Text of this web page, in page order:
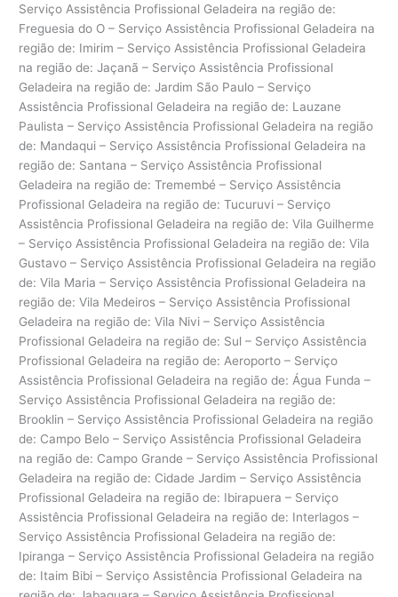
Serviço Assistência Profissional Geladeira na região de:
Freguesia do O – Serviço Assistência Profissional Geladeira na
região de: Imirim – Serviço Assistência Profissional Geladeira
na região de: Jaçanã – Serviço Assistência Profissional
Geladeira na região de: Jardim São Paulo – Serviço
Assistência Profissional Geladeira na região de: Lauzane
Paulista – Serviço Assistência Profissional Geladeira na região
de: Mandaqui – Serviço Assistência Profissional Geladeira na
região de: Santana – Serviço Assistência Profissional
Geladeira na região de: Tremembé – Serviço Assistência
Profissional Geladeira na região de: Tucuruvi – Serviço
Assistência Profissional Geladeira na região de: Vila Guilherme
– Serviço Assistência Profissional Geladeira na região de: Vila
Gustavo – Serviço Assistência Profissional Geladeira na região
de: Vila Maria – Serviço Assistência Profissional Geladeira na
região de: Vila Medeiros – Serviço Assistência Profissional
Geladeira na região de: Vila Nivi – Serviço Assistência
Profissional Geladeira na região de: Sul – Serviço Assistência
Profissional Geladeira na região de: Aeroporto – Serviço
Assistência Profissional Geladeira na região de: Água Funda –
Serviço Assistência Profissional Geladeira na região de:
Brooklin – Serviço Assistência Profissional Geladeira na região
de: Campo Belo – Serviço Assistência Profissional Geladeira
na região de: Campo Grande – Serviço Assistência Profissional
Geladeira na região de: Cidade Jardim – Serviço Assistência
Profissional Geladeira na região de: Ibirapuera – Serviço
Assistência Profissional Geladeira na região de: Interlagos –
Serviço Assistência Profissional Geladeira na região de:
Ipiranga – Serviço Assistência Profissional Geladeira na região
de: Itaim Bibi – Serviço Assistência Profissional Geladeira na